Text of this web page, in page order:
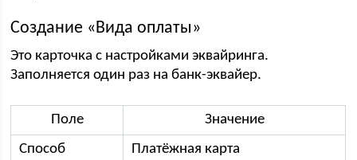
Создание «Вида оплаты»
Это карточка с настройками эквайринга.
Заполняется один раз на банк-эквайер.
Поле
Значение
Способ
Платёжная карта